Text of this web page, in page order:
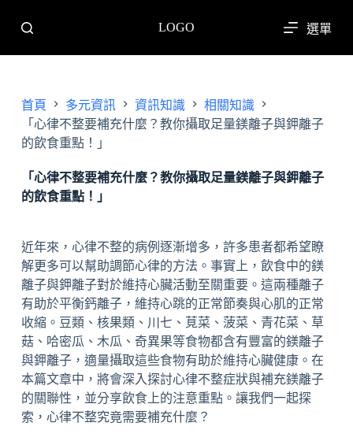
至
主
容
LOGO 選單
首頁 多元資訊 資訊知識
相關知識
「心律不整要補充什麼？教你攝取足量鎂離子與鉀離子
的飲食重點！」
「心律不整要補充什麼？教你攝取足量鎂離子與鉀離子
的飲食重點！」
近年來，心律不整的病例逐漸增多，許多患者都希望瞭
解更多可以幫助調節心律的方法。事實上，飲食中的鎂
離子與鉀離子對於維持心臟活動至關重要。這兩種離子
有助於平衡鈣離子，維持心跳的正常節奏與心肌的正常
收縮。豆類、核果類、川七、莧菜、菠菜、青花菜、草
菇、哈密瓜、木瓜、奇異果等食物都含有豐富的鎂離子
與鉀離子，適量攝取這些食物有助於維持心臟健康。在
本篇文章中，將會深入探討心律不整症狀與補充鎂離子
的關聯性，並分享飲食上的注意重點。讓我們一起探
索，心律不整究竟需要補充什麼？